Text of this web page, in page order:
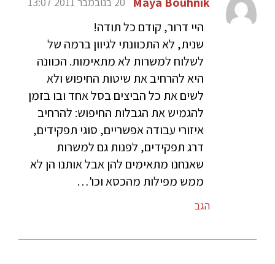
היי דרור, קודם כל תודה!
שנית, לא התכוונתי לגיוון ברמה של
לשלוח למשרות לא מתאימות. הכוונה
היא להרחיב את שיטות החיפוש ולא
לשים את כל הביצים בסל אחד ובו בזמן
להגמיש את הגבלות החיפוש: להרחיב
איזורי עבודה אפשריים, סוגי תפקידים,
דרג תפקידים, לפנות גם למשרות
שאנחנו מתאימים להן אבל אותנו הן לא
ממש מפילות מהכסא וכו'…
הגב